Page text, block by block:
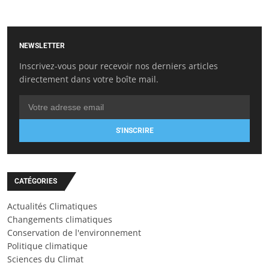
NEWSLETTER
Inscrivez-vous pour recevoir nos derniers articles
directement dans votre boîte mail.
S'INSCRIRE
CATÉGORIES
Actualités Climatiques
Changements climatiques
Conservation de l'environnement
Politique climatique
Sciences du Climat